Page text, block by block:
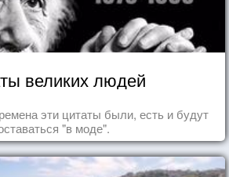
великих людей
эти цитаты были, есть и будут
"в моде".